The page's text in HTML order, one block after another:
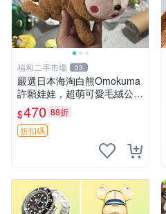
福和二手市場 33
嚴選日本海淘白熊Omokuma
許願娃娃，超萌可愛毛絨公仔
推薦收藏 白熊 Omokuma 毛
絨玩具 偽裝娃娃 玩具擺飾
$470 88折
折扣碼